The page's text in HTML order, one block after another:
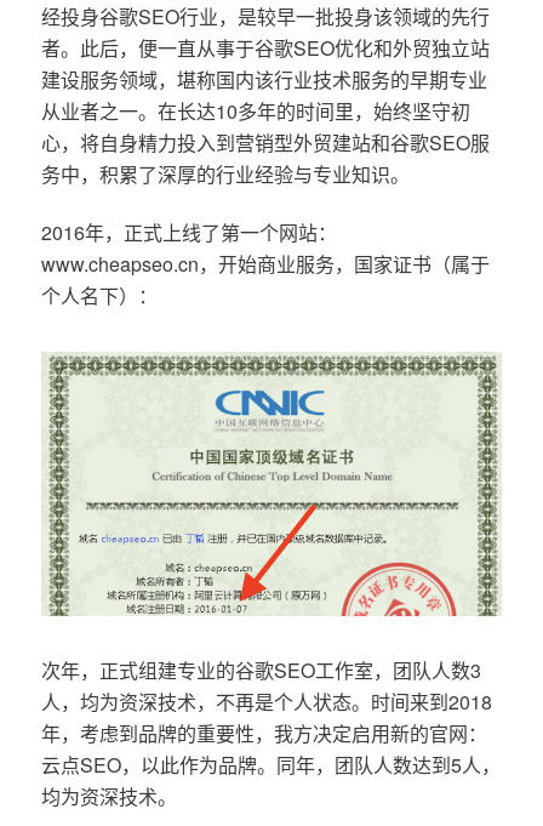
经投身谷歌SEO行业，是较早一批投身该领域的先行
者。此后，便一直从事于谷歌SEO优化和外贸独立站
建设服务领域，堪称国内该行业技术服务的早期专业
从业者之一。在长达10多年的时间里，始终坚守初
心，将自身精力投入到营销型外贸建站和谷歌SEO服
务中，积累了深厚的行业经验与专业知识。
2016年，正式上线了第一个网站：
www.cheapseo.cn，开始商业服务，国家证书（属于
个人名下）：
次年，正式组建专业的谷歌SEO工作室，团队人数3
人，均为资深技术，不再是个人状态。时间来到2018
年，考虑到品牌的重要性，我方决定启用新的官网：
云点SEO，以此作为品牌。同年，团队人数达到5人，
均为资深技术。